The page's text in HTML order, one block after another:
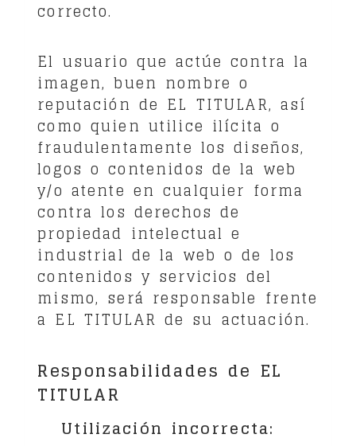
correcto.
El usuario que actúe contra la
imagen, buen nombre o
reputación de EL TITULAR, así
como quien utilice ilícita o
fraudulentamente los diseños,
logos o contenidos de la web
y/o atente en cualquier forma
contra los derechos de
propiedad intelectual e
industrial de la web o de los
contenidos y servicios del
mismo, será responsable frente
a EL TITULAR de su actuación.
Responsabilidades de EL
TITULAR
Utilización incorrecta: